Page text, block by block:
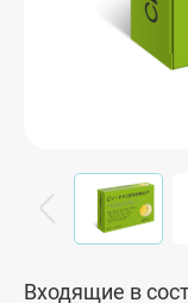
Входящие в